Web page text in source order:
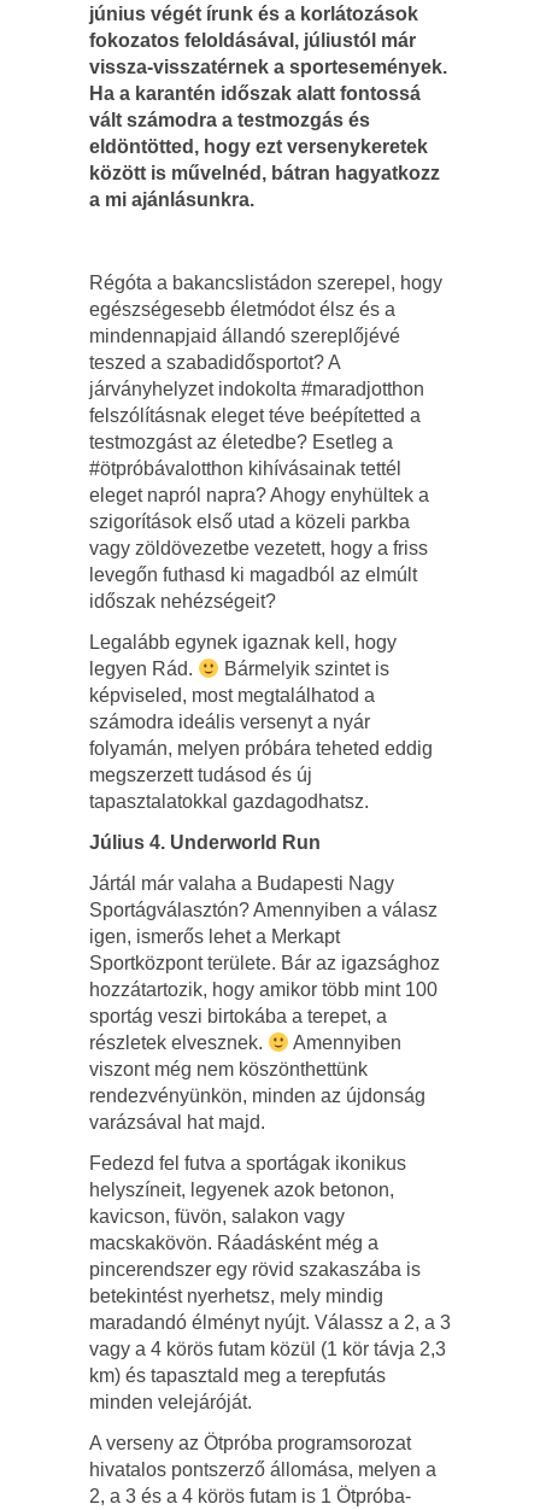
június végét írunk és a korlátozások
fokozatos feloldásával, júliustól már
vissza-visszatérnek a sportesemények.
Ha a karantén időszak alatt fontossá
vált számodra a testmozgás és
eldöntötted, hogy ezt versenykeretek
között is művelnéd, bátran hagyatkozz
a mi ajánlásunkra.
Régóta a bakancslistádon szerepel, hogy
egészségesebb életmódot élsz és a
mindennapjaid állandó szereplőjévé
teszed a szabadidősportot? A
járványhelyzet indokolta #maradjotthon
felszólításnak eleget téve beépítetted a
testmozgást az életedbe? Esetleg a
#ötpróbávalotthon kihívásainak tettél
eleget napról napra? Ahogy enyhültek a
szigorítások első utad a közeli parkba
vagy zöldövezetbe vezetett, hogy a friss
levegőn futhasd ki magadból az elmúlt
időszak nehézségeit?
Legalább egynek igaznak kell, hogy
legyen Rád.
Bármelyik szintet is
képviseled, most megtalálhatod a
számodra ideális versenyt a nyár
folyamán, melyen próbára teheted eddig
megszerzett tudásod és új
tapasztalatokkal gazdagodhatsz.
Július 4. Underworld Run
Jártál már valaha a Budapesti Nagy
Sportágválasztón? Amennyiben a válasz
igen, ismerős lehet a Merkapt
Sportközpont területe. Bár az igazsághoz
hozzátartozik, hogy amikor több mint 100
sportág veszi birtokába a terepet, a
részletek elvesznek.
Amennyiben
viszont még nem köszönthettünk
rendezvényünkön, minden az újdonság
varázsával hat majd.
Fedezd fel futva a sportágak ikonikus
helyszíneit, legyenek azok betonon,
kavicson, füvön, salakon vagy
macskakövön. Ráadásként még a
pincerendszer egy rövid szakaszába is
betekintést nyerhetsz, mely mindig
maradandó élményt nyújt. Válassz a 2, a 3
vagy a 4 körös futam közül (1 kör távja 2,3
km) és tapasztald meg a terepfutás
minden velejáróját.
A verseny az Ötpróba programsorozat
hivatalos pontszerző állomása, melyen a
2, a 3 és a 4 körös futam is 1 Ötpróba-